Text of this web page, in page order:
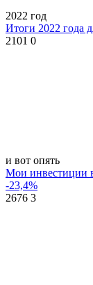
2022 год
Итоги 2022 года
2101 0
и вот опять
Мои инвестиции
-23,4%
2676 3